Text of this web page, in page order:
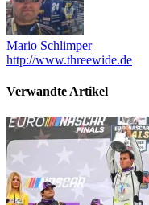
Mario Schlimper
http://www.threewide.de
Verwandte Artikel